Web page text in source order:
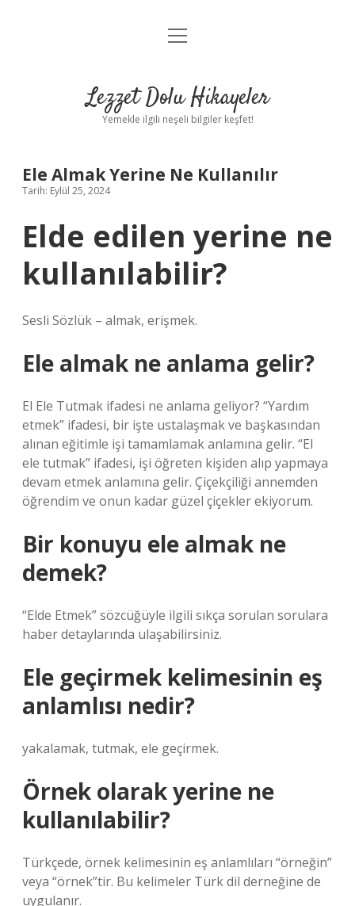
Anasayfa
Yasal Uyarı
menüyü
Lezzet Dolu Hikayeler
Yemekle ilgili neşeli bilgiler keşfet!
Ele Almak Yerine Ne Kullanılır
Tarih: Eylül 25, 2024
Elde edilen yerine ne
kullanılabilir?
Sesli Sözlük – almak, erişmek.
Ele almak ne anlama gelir?
​​​​​​​​​​El Ele Tutmak ifadesi ne anlama geliyor? “Yardım
etmek” ifadesi, bir işte ustalaşmak ve başkasından
alınan eğitimle işi tamamlamak anlamına gelir. “El
ele tutmak” ifadesi, işi öğreten kişiden alıp yapmaya
devam etmek anlamına gelir. Çiçekçiliği annemden
öğrendim ve onun kadar güzel çiçekler ekiyorum.
Bir konuyu ele almak ne
demek?
“Elde Etmek” sözcüğüyle ilgili sıkça sorulan sorulara
haber detaylarında ulaşabilirsiniz.
Ele geçirmek kelimesinin eş
anlamlısı nedir?
yakalamak, tutmak, ele geçirmek.
Örnek olarak yerine ne
kullanılabilir?
Türkçede, örnek kelimesinin eş anlamlıları “örneğin”
veya “örnek”tir. Bu kelimeler Türk dil derneğine de
uygulanır.